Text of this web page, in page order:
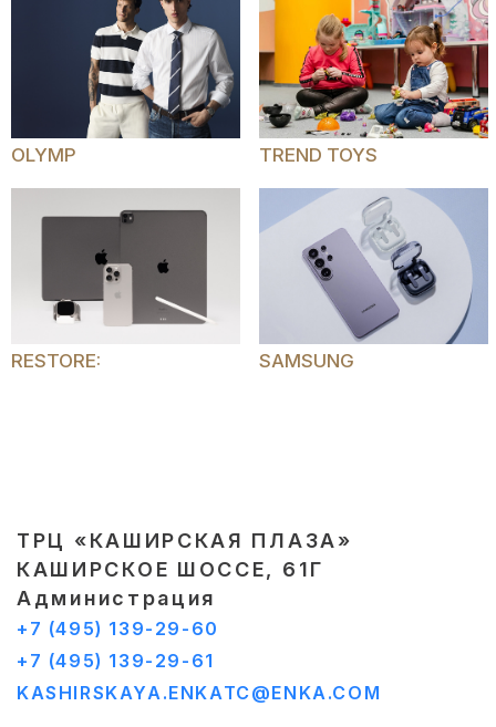
OLYMP TREND TOYS
RESTORE: SAMSUNG
ТРЦ «КАШИРСКАЯ ПЛАЗА»
КАШИРСКОЕ ШОССЕ, 61Г
Администрация
+7 (495) 139-29-60
+7 (495) 139-29-61
KASHIRSKAYA.ENKATC@ENKA.COM